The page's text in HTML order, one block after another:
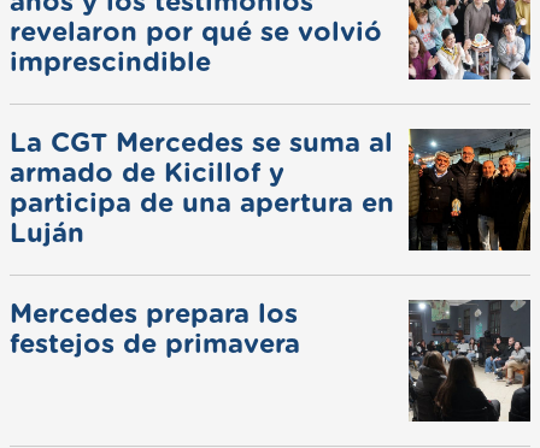
revelaron por qué se volvió
imprescindible
La CGT Mercedes se suma al
armado de Kicillof y
participa de una apertura en
Luján
Mercedes prepara los
festejos de primavera